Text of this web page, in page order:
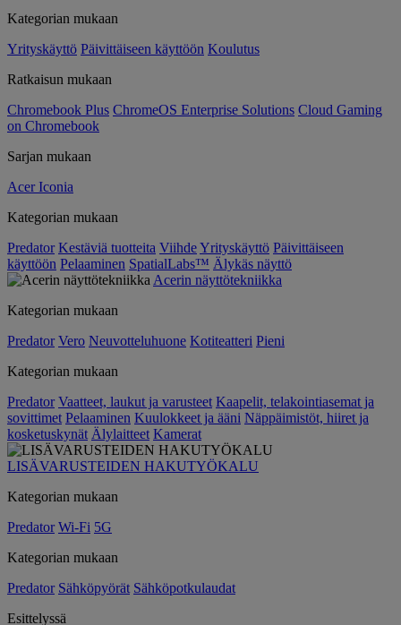
Kategorian mukaan
Yrityskäyttö Päivittäiseen käyttöön Koulutus
Ratkaisun mukaan
Chromebook Plus ChromeOS Enterprise Solutions Cloud Gaming
on Chromebook
Sarjan mukaan
Acer Iconia
Kategorian mukaan
Predator Kestäviä tuotteita ViihdeYrityskäyttö Päivittäiseen
käyttöön Pelaaminen SpatialLabs™ Älykäs näyttö
Acerin näyttötekniikka
Kategorian mukaan
Predator Vero Neuvotteluhuone Kotiteatteri Pieni
Kategorian mukaan
Predator Vaatteet, laukut ja varusteet Kaapelit, telakointiasemat ja
sovittimet Pelaaminen Kuulokkeet ja ääni Näppäimistöt, hiiret ja
kosketuskynät Älylaitteet Kamerat
LISÄVARUSTEIDEN HAKUTYÖKALU
Kategorian mukaan
Predator Wi-Fi 5G
Kategorian mukaan
Predator Sähköpyörät Sähköpotkulaudat
Esittelyssä